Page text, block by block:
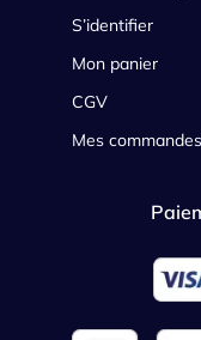
S’identifier
Mon panier
CGV
Mes commandes